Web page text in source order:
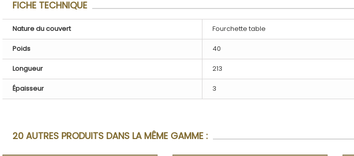
FICHE TECHNIQUE
Nature du couvert Fourchette table
Poids 40
Longueur 213
Épaisseur 3
20 AUTRES PRODUITS DANS LA MÊME GAMME :